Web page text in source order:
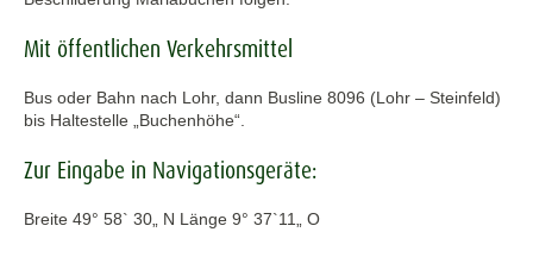
Mit öffentlichen Verkehrsmittel
Bus oder Bahn nach Lohr, dann Busline 8096 (Lohr – Steinfeld)
bis Haltestelle „Buchenhöhe“.
Zur Eingabe in Navigationsgeräte:
Breite 49° 58` 30„ N Länge 9° 37`11„ O